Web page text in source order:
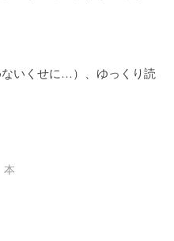
いくせに…）、ゆっくり読
本